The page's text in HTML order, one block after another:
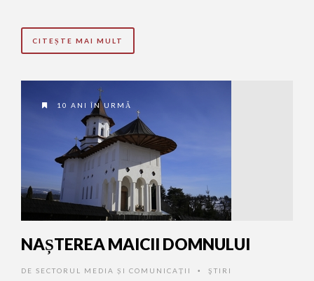
CITEȘTE MAI MULT
10 ANI ÎN URMĂ
NAȘTEREA MAICII DOMNULUI
DE SECTORUL MEDIA ȘI COMUNICAȚII • ŞTIRI